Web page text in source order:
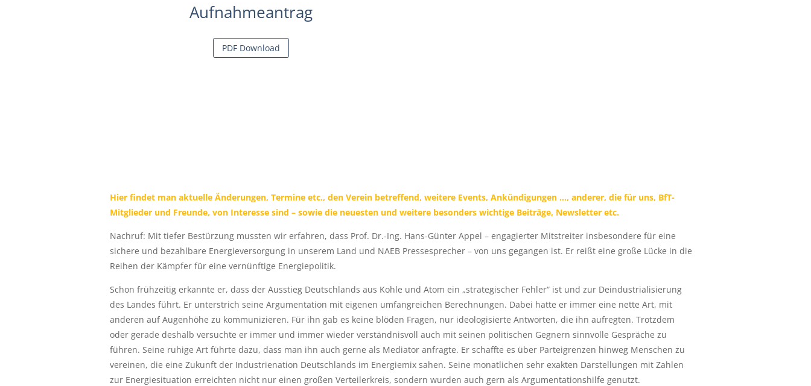
Aufnahmeantrag
PDF Download
Hier findet man aktuelle Änderungen, Termine etc., den Verein betreffend, weitere Events, Ankündigungen …, anderer, die für uns, BfT-
Mitglieder und Freunde, von Interesse sind – sowie die neuesten und weitere besonders wichtige Beiträge, Newsletter etc.
Nachruf: Mit tiefer Bestürzung mussten wir erfahren, dass Prof. Dr.-Ing. Hans-Günter Appel – engagierter Mitstreiter insbesondere für eine
sichere und bezahlbare Energieversorgung in unserem Land und NAEB Pressesprecher – von uns gegangen ist. Er reißt eine große Lücke in die
Reihen der Kämpfer für eine vernünftige Energiepolitik.
Schon frühzeitig erkannte er, dass der Ausstieg Deutschlands aus Kohle und Atom ein „strategischer Fehler“ ist und zur Deindustrialisierung
des Landes führt. Er unterstrich seine Argumentation mit eigenen umfangreichen Berechnungen. Dabei hatte er immer eine nette Art, mit
anderen auf Augenhöhe zu kommunizieren. Für ihn gab es keine blöden Fragen, nur ideologisierte Antworten, die ihn aufregten. Trotzdem
oder gerade deshalb versuchte er immer und immer wieder verständnisvoll auch mit seinen politischen Gegnern sinnvolle Gespräche zu
führen. Seine ruhige Art führte dazu, dass man ihn auch gerne als Mediator anfragte. Er schaffte es über Parteigrenzen hinweg Menschen zu
vereinen, die eine Zukunft der Industrienation Deutschlands im Energiemix sahen. Seine monatlichen sehr exakten Darstellungen mit Zahlen
zur Energiesituation erreichten nicht nur einen großen Verteilerkreis, sondern wurden auch gern als Argumentationshilfe genutzt.